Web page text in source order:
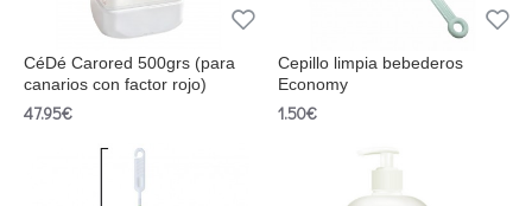
CéDé Carored 500grs (para
canarios con factor rojo)
47.95€
Cepillo limpia bebederos
Economy
1.50€